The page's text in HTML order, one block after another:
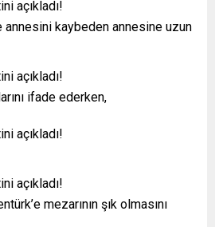
annesini kaybeden annesine uzun
ifade ederken,
mezarının şık olmasını